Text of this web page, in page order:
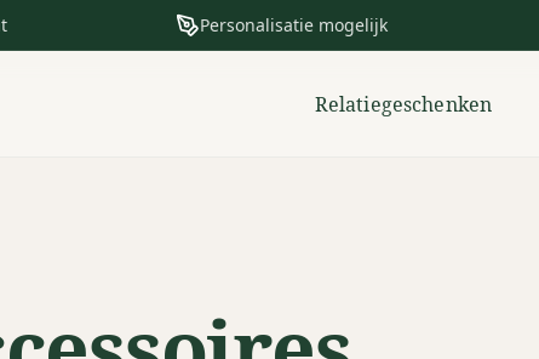
Personalisatie mogelijk
Relatiegeschenken